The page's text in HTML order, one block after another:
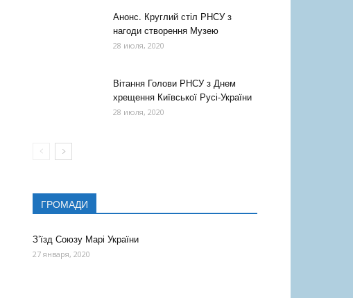
Анонс. Круглий стіл РНСУ з
нагоди створення Музею
28 июля, 2020
Вітання Голови РНСУ з Днем
хрещення Київської Русі-України
28 июля, 2020
ГРОМАДИ
З’їзд Союзу Марі України
27 января, 2020